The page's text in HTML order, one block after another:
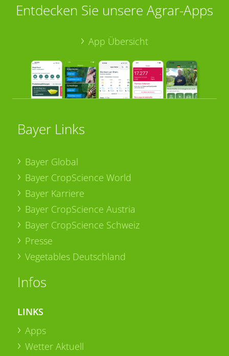
Entdecken Sie unsere Agrar-Apps
App Übersicht
Bayer Links
Bayer Global
Bayer CropScience World
Bayer Karriere
Bayer CropScience Austria
Bayer CropScience Schweiz
Presse
Vegetables Deutschland
Infos
LINKS
Apps
Wetter Aktuell